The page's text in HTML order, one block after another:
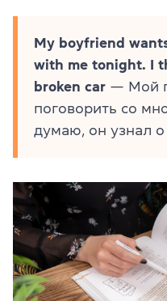
My boyfriend
with me tonight. I
broken car — Мой
поговорить со
думаю, он узнал